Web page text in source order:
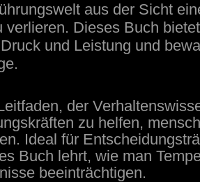
aus der Sicht
verlieren. Dieses Buch
und Leistung und
der
zu helfen,
Ideal für
Buch lehrt, wie man
beeinträchtigen.